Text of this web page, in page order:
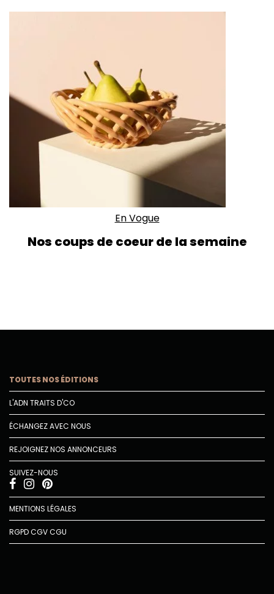
En Vogue
Nos coups de coeur de la semaine
TOUTES NOS ÉDITIONS
L'ADN TRAITS D'CO
ÉCHANGEZ AVEC NOUS
REJOIGNEZ NOS ANNONCEURS
SUIVEZ-NOUS
MENTIONS LÉGALES
RGPDCGVCGU